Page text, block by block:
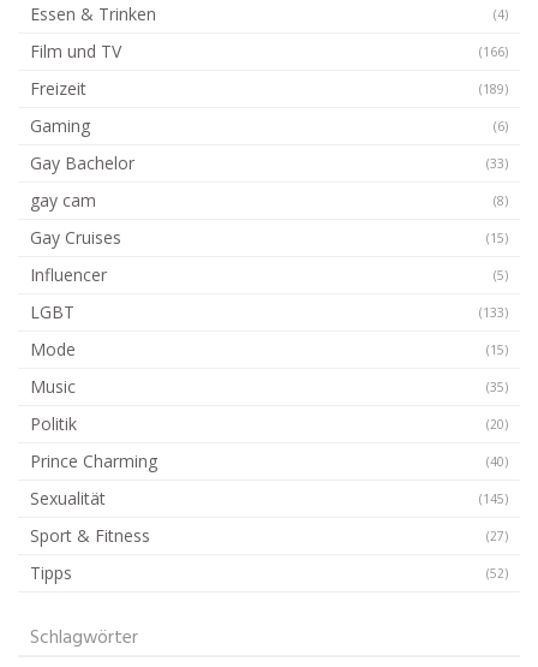
Essen & Trinken (4)
Film und TV (166)
Freizeit (189)
Gaming (6)
Gay Bachelor (33)
gay cam (8)
Gay Cruises (15)
Influencer (5)
LGBT (133)
Mode (15)
Music (35)
Politik (20)
Prince Charming (40)
Sexualität (145)
Sport & Fitness (27)
Tipps (52)
Schlagwörter